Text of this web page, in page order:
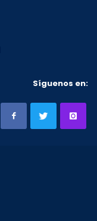
Síguenos en: